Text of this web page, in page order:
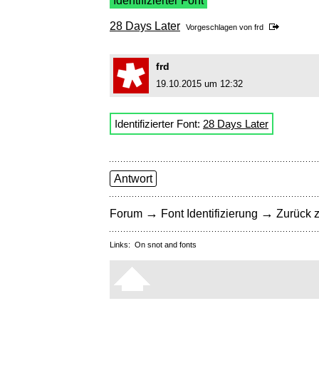
28 Days Later Vorgeschlagen von frd
frd
19.10.2015 um 12:32
Identifizierter Font: 28 Days Later
Antwort
Forum → Font Identifizierung → Zurück
Links: On snot and fonts